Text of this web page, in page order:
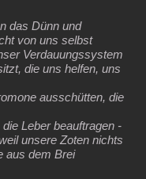
das Dünn und
von uns selbst
Verdauungssystem
die uns helfen, uns
ausschütten, die
Leber beauftragen -
unsere Zoten nichts
aus dem Brei